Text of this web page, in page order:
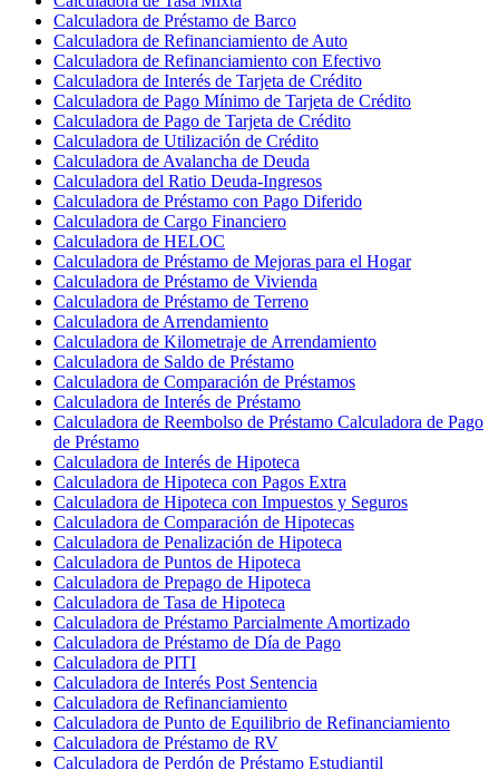
Calculadora de Préstamo de Barco
Calculadora de Refinanciamiento de Auto
Calculadora de Refinanciamiento con Efectivo
Calculadora de Interés de Tarjeta de Crédito
Calculadora de Pago Mínimo de Tarjeta de Crédito
Calculadora de Pago de Tarjeta de Crédito
Calculadora de Utilización de Crédito
Calculadora de Avalancha de Deuda
Calculadora del Ratio Deuda-Ingresos
Calculadora de Préstamo con Pago Diferido
Calculadora de Cargo Financiero
Calculadora de HELOC
Calculadora de Préstamo de Mejoras para el Hogar
Calculadora de Préstamo de Vivienda
Calculadora de Préstamo de Terreno
Calculadora de Arrendamiento
Calculadora de Kilometraje de Arrendamiento
Calculadora de Saldo de Préstamo
Calculadora de Comparación de Préstamos
Calculadora de Interés de Préstamo
Calculadora de Reembolso de Préstamo Calculadora de Pago
de Préstamo
Calculadora de Interés de Hipoteca
Calculadora de Hipoteca con Pagos Extra
Calculadora de Hipoteca con Impuestos y Seguros
Calculadora de Comparación de Hipotecas
Calculadora de Penalización de Hipoteca
Calculadora de Puntos de Hipoteca
Calculadora de Prepago de Hipoteca
Calculadora de Tasa de Hipoteca
Calculadora de Préstamo Parcialmente Amortizado
Calculadora de Préstamo de Día de Pago
Calculadora de PITI
Calculadora de Interés Post Sentencia
Calculadora de Refinanciamiento
Calculadora de Punto de Equilibrio de Refinanciamiento
Calculadora de Préstamo de RV
Calculadora de Perdón de Préstamo Estudiantil